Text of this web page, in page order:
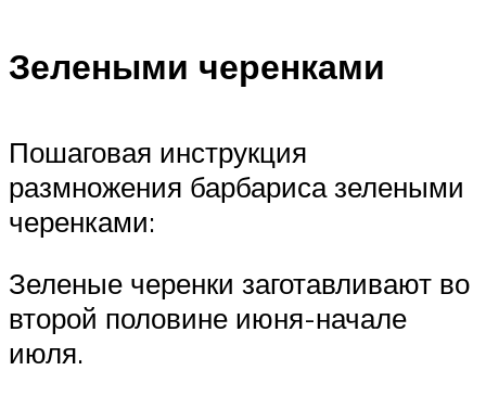
Зелеными черенками
Пошаговая инструкция
размножения барбариса зелеными
черенками:
Зеленые черенки заготавливают во
второй половине июня-начале
июля.